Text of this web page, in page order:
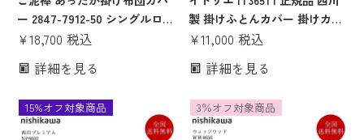
わりの良い掛け布団カバー
ー 2847-7912-50 シングルロン
グ | 掛け布団カバー 綿100％
イン おしゃれ 掛布団カバー ウ
触温感 断熱 蓄熱 ピンク ブル
ー
¥18,700 税込
詳細を見る
製 掛けふとんカバー 掛けカバ
ー 150×210 シングルロング 日
ーガニックコットン サステナ
¥11,000 税込
詳細を見る
15%オフ対象商品 3％オフ対象商品